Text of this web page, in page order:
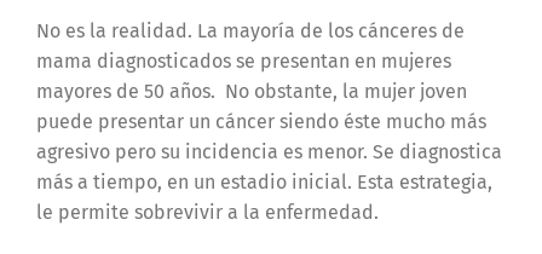
No es la realidad. La mayoría de los cánceres de
mama diagnosticados se presentan en mujeres
mayores de 50 años. No obstante, la mujer joven
puede presentar un cáncer siendo éste mucho más
agresivo pero su incidencia es menor. Se diagnostica
más a tiempo, en un estadio inicial. Esta estrategia,
le permite sobrevivir a la enfermedad.